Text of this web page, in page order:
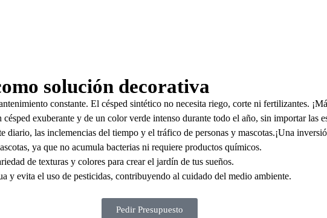
solución decorativa
constante. El césped sintético no necesita riego, corte ni fertilizantes.
exuberante y de un color verde intenso durante todo el año, sin importar las
diario, las inclemencias del tiempo y el tráfico de personas y mascotas.¡Una
ya que no acumula bacterias ni requiere productos químicos.
de texturas y colores para crear el jardín de tus sueños.
y evita el uso de pesticidas, contribuyendo al cuidado del medio ambiente.
Pedir Presupuesto